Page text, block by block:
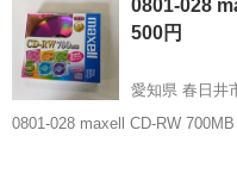
ゼットで保管していました ノ
すベータ
0801-028
500円
愛知県 春日井
0801-028 maxell CD-RW 700MB 5 PACK 【状態】 ・